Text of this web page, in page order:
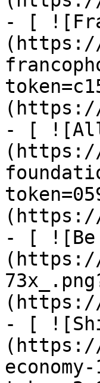
- [
- [
- [ ![Be
(https://
- [